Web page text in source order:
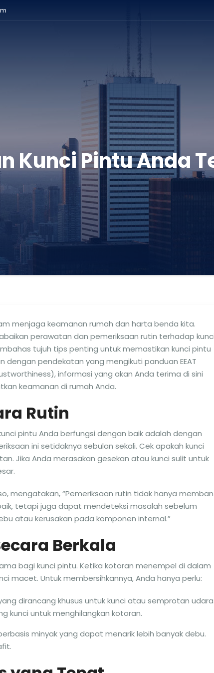
Kunci Pintu Anda
menjaga keamanan rumah dan harta benda kita.
perawatan dan pemeriksaan rutin terhadap
tujuh tips penting untuk memastikan kunci pintu
pendekatan yang mengikuti panduan EEAT
informasi yang akan Anda terima di sini
keamanan di rumah Anda.
Rutin
pintu Anda berfungsi dengan baik adalah dengan
ini setidaknya sebulan sekali. Cek apakah kunci
Jika Anda merasakan gesekan atau kunci sulit untuk
mengatakan, “Pemeriksaan rutin tidak hanya
tetapi juga dapat mendeteksi masalah sebelum
atau kerusakan pada komponen internal.”
Berkala
bagi kunci pintu. Ketika kotoran menempel di dalam
macet. Untuk membersihkannya, Anda hanya perlu:
dirancang khusus untuk kunci atau semprotan
kunci untuk menghilangkan kotoran.
minyak yang dapat menarik lebih banyak debu.